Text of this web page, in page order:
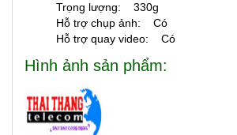
Trọng lượng: 330g
Hỗ trợ chụp ảnh: Có
Hỗ trợ quay video: Có
Hình ảnh sản phẩm: